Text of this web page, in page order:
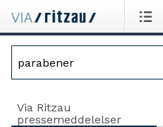
Via Ritzau
pressemeddelelser